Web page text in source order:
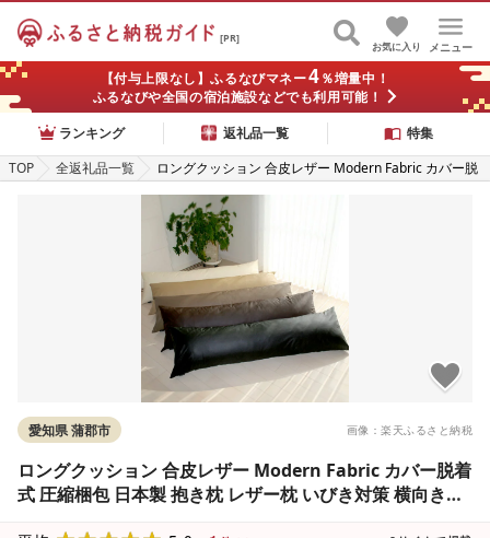
[PR]
メニュー
お気に入り
【付与上限なし】ふるなびマネー4％増量中！
ふるなびや全国の宿泊施設などでも利用可能！
ランキング
返礼品一覧
特集
TOP
全返礼品一覧
ロングクッション 合皮レザー Modern Fabric カバー脱
着式 圧縮梱包 日本製 抱き枕 レザー枕 いびき対策 横向
き寝 無呼吸症候群 ロング枕 マタニティー 妊婦 介護ク
ッション 新生活 無地 モダン シンプル 撥水 横向き睡眠
東レ ft(R) テトロン(R)
画像：楽天ふるさと納税
愛知県 蒲郡市
ロングクッション 合皮レザー Modern Fabric カバー脱着
式 圧縮梱包 日本製 抱き枕 レザー枕 いびき対策 横向き寝